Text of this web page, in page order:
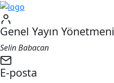
Genel Yayın Yönetmeni
Selin Babacan
E-posta